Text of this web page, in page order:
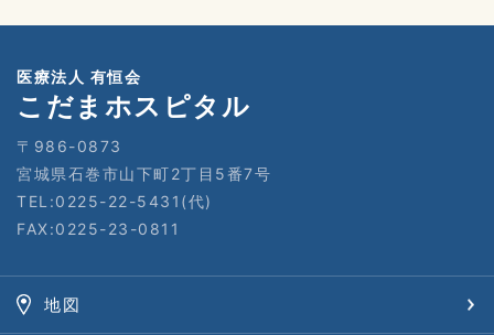
医療法人 有恒会
こだまホスピタル
〒986-0873
宮城県石巻市山下町2丁目5番7号
TEL:0225-22-5431(代)
FAX:0225-23-0811
地図